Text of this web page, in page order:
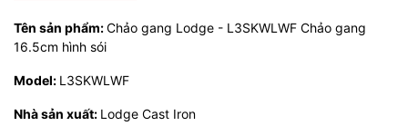
Tên sản phẩm:Chảo gang Lodge - L3SKWLWF Chảo gang
16.5cm hình sói
Model: L3SKWLWF
Nhà sản xuất: Lodge Cast Iron